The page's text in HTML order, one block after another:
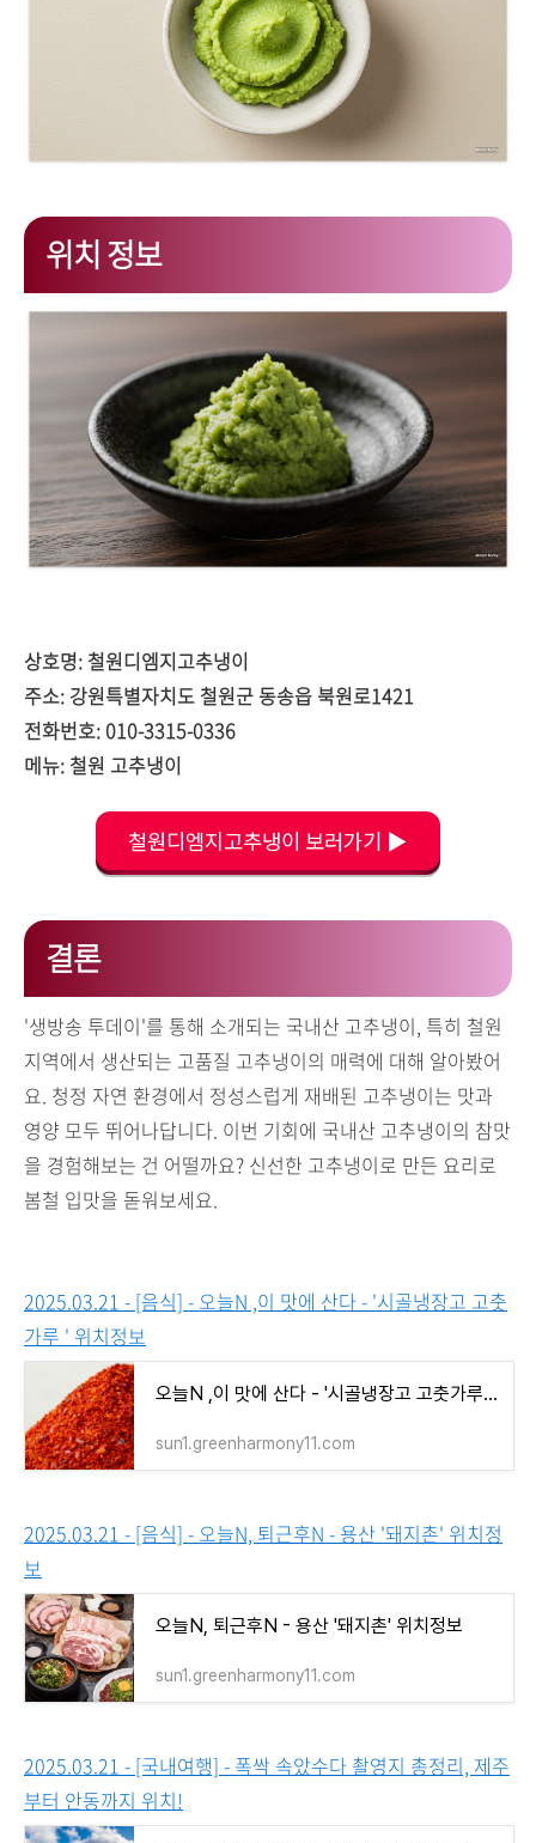
위치 정보
상호명: 철원디엠지고추냉이
주소: 강원특별자치도 철원군 동송읍 북원로1421
전화번호: 010-3315-0336
메뉴: 철원 고추냉이
철원디엠지고추냉이 보러가기 ▶
결론
'생방송 투데이'를 통해 소개되는 국내산 고추냉이, 특히 철원
지역에서 생산되는 고품질 고추냉이의 매력에 대해 알아봤어
요. 청정 자연 환경에서 정성스럽게 재배된 고추냉이는 맛과
영양 모두 뛰어나답니다. 이번 기회에 국내산 고추냉이의 참맛
을 경험해보는 건 어떨까요? 신선한 고추냉이로 만든 요리로
봄철 입맛을 돋워보세요.
2025.03.21 - [음식] - 오늘N ,이 맛에 산다 - '시골냉장고 고춧
가루 ' 위치정보
오늘N ,이 맛에 산다 - '시골냉장고 고춧가루 ' 위치정보
sun1.greenharmony11.com
2025.03.21 - [음식] - 오늘N, 퇴근후N - 용산 '돼지촌' 위치정
보
오늘N, 퇴근후N - 용산 '돼지촌' 위치정보
sun1.greenharmony11.com
2025.03.21 - [국내여행] - 폭싹 속았수다 촬영지 총정리, 제주
부터 안동까지 위치!